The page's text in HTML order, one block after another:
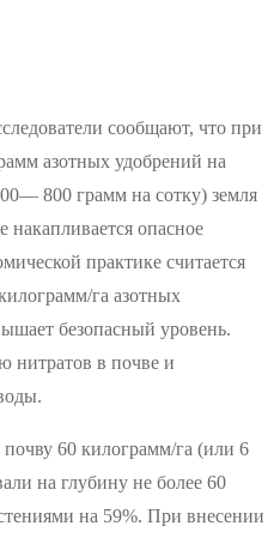
сообщают, что при
азотных удобрений на
800 грамм на сотку) земля
накапливается опасное
практике считается
га азотных
безопасный уровень.
нитратов в почве и
60 килограмм/га (или 6
на глубину не более 60
на 59%. При внесении